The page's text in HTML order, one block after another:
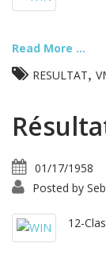
Read More ...
RESULTAT,
01/17/1958
Posted by
12-